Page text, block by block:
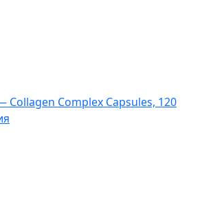
Collagen Complex Capsules, 120